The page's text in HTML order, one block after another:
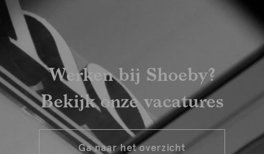
Werken bij Shoeby?
Bekijk onze vacatures
Ga naar het overzicht